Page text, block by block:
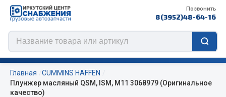
Позвонить
8(3952)48-64-16
Главная
CUMMINS HAFFEN
Плунжер масляный QSM, ISM, M11 3068979 (Оригинальное
качество)